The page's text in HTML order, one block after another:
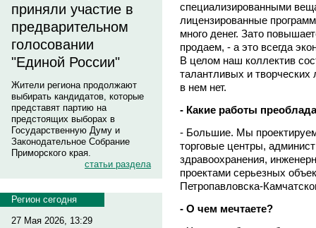
приняли участие в
предварительном
голосовании
"Единой России"
Жители региона продолжают
выбирать кандидатов, которые
представят партию на
предстоящих выборах в
Государственную Думу и
Законодательное Собрание
Приморского края.
статьи раздела
Регион сегодня
27 Мая 2026, 13:29
специализированными
лицензированные
много денег. Зато
продаем, - а это всегда
В целом наш коллектив
талантливых и
в нем нет.
- Какие работы
- Большие. Мы
торговые центры,
здравоохранения,
проектами серьезных
Петропавловска-
- О чем мечтаете?